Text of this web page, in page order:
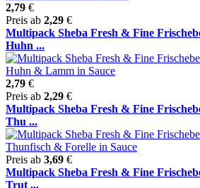
2,79 €
Preis ab 2,29 €
Multipack Sheba Fresh & Fine
Huhn ...
2,79 €
Preis ab 2,29 €
Multipack Sheba Fresh & Fine
Thu ...
Preis ab 3,69 €
Multipack Sheba Fresh & Fine
Trut ...